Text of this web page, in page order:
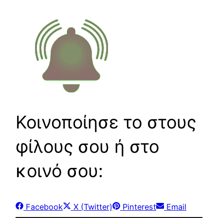
Κοινοποίησε το στους
φίλους σου ή στο
κοινό σου:
Share
Facebook
Share
X (Twitter)
Share
Pinterest
Share
Email